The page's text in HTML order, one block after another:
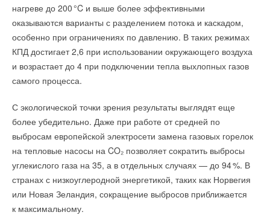
нагреве до 200°C и выше более эффективными
оказываются варианты с разделением потока и каскадом,
особенно при ограничениях по давлению. В таких режимах
КПД достигает 2,6 при использовании окружающего воздуха
и возрастает до 4 при подключении тепла выхлопных газов
самого процесса.
С экологической точки зрения результаты выглядят еще
более убедительно. Даже при работе от средней по
выбросам европейской электросети замена газовых горелок
на тепловые насосы на CO₂ позволяет сократить выбросы
углекислого газа на 35, а в отдельных случаях — до 94%. В
странах с низкоуглеродной энергетикой, таких как Норвегия
или Новая Зеландия, сокращение выбросов приближается
к максимальному.
«Компьютер прослеживал всю цепочку событий: как
газовый поток встречает первую перегородку, как
частично отражается от нее, а частично проходит через
отверстие. Мы сосредоточились на первой перегородке,
поскольку она принимает на себя основной удар потока.
Сравнивая три ее состояния — сплошную, с малым и с
меняется ее собственная вибрация и какая часть
колебаний передается дальше, на вторую преграду. Это
позволило понять, как размер отверстий в первой
перегородке влияет на вибрационную нагрузку во всей
остальной конструкции », — рассказал доктор технических
наук, декан аэрокосмического факультета ПНИПУ Владимир
Модорский.